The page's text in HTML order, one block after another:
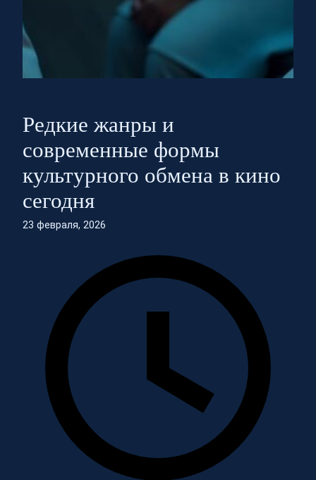
Редкие жанры и
современные формы
культурного обмена в кино
сегодня
23 февраля, 2026